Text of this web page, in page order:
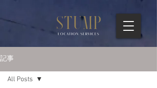
記事
All Posts